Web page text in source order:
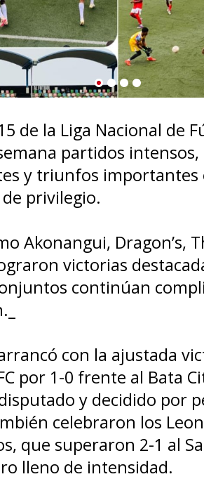
1234
de la Liga Nacional de
partidos intensos,
y triunfos importantes
privilegio.
Akonangui, Dragon’s,
victorias
continúan
con la ajustada
por 1-0 frente al Bata
y decidido por
celebraron los
que superaron 2-1 al
lleno de intensidad.